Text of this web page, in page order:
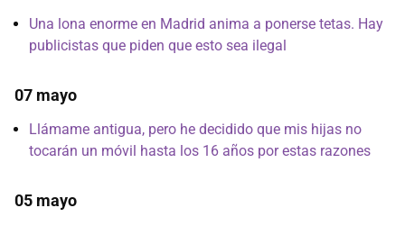
Una lona enorme en Madrid anima a ponerse tetas. Hay
publicistas que piden que esto sea ilegal
07 mayo
Llámame antigua, pero he decidido que mis hijas no
tocarán un móvil hasta los 16 años por estas razones
05 mayo